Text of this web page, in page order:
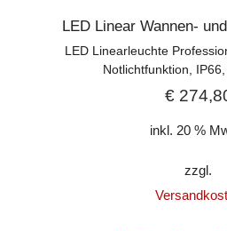
LED Linear Wannen-
LED Linearleuchte
Notlichtfunktion,
€
inkl. 20 %
zzgl.